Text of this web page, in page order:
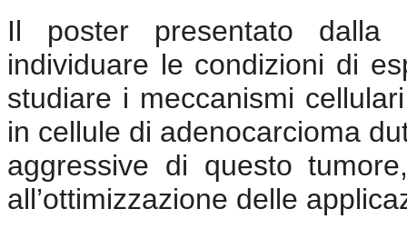
Il poster presentato dalla
individuare le condizioni di
studiare i meccanismi
in cellule di adenocarcioma
aggressive di questo
all’ottimizzazione delle